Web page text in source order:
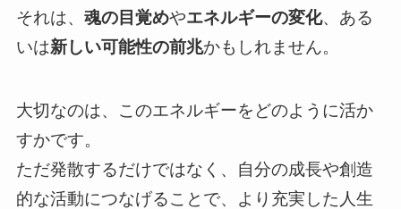
それは、 魂の目覚めやエネルギーの変化、ある
いは新しい可能性の前兆かもしれません。
大切なのは、このエネルギーをどのように活か
すかです。
ただ発散するだけではなく、自分の成長や創造
的な活動につなげることで、より充実した人生